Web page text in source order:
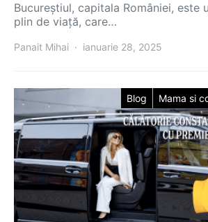
Bucureștiul, capitala României, este
plin de viață, care…
Panait Mihai ianuarie 28, 2025
Blog Mama si